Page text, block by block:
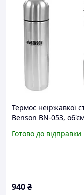
Термос неіржавкої
Benson BN-053,
гарячих напоїв, у
Готово до відправки
940₴